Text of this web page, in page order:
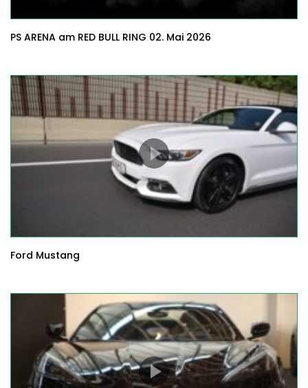
PS ARENA am RED BULL RING 02. Mai 2026
Ford Mustang